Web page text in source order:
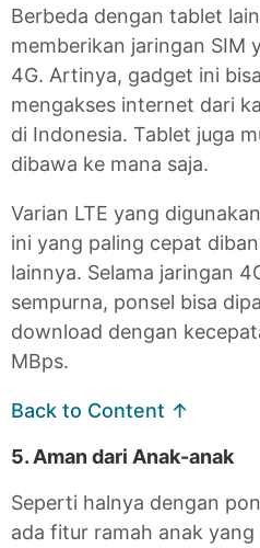
Berbeda dengan tablet
memberikan jaringan SIM
4G. Artinya, gadget ini
mengakses internet dari
di Indonesia. Tablet juga
dibawa ke mana saja.
Varian LTE yang
ini yang paling cepat
lainnya. Selama jaringan
sempurna, ponsel bisa
download dengan
MBps.
Back to Content ↑
5. Aman dari Anak-anak
Seperti halnya dengan
ada fitur ramah anak yang